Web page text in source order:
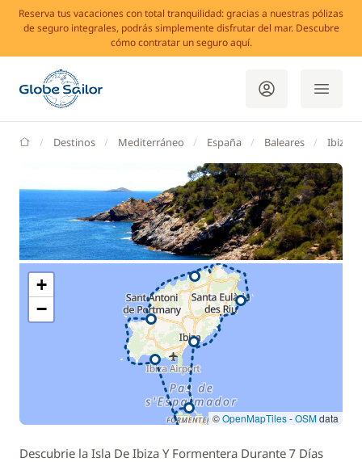
Reserva tus vacaciones con total tranquilidad: gracias a nuestras pólizas
de seguro integrales, podrás simplemente disfrutar del mar. Descubre
cómo contratar un seguro aquí.
GlobeSailor
Destinos Mediterráneo España Baleares Ibiza
+
−
©OpenMapTiles-OSMdata
Descubrie la Isla De Ibiza Y Formentera Durante 7 Días